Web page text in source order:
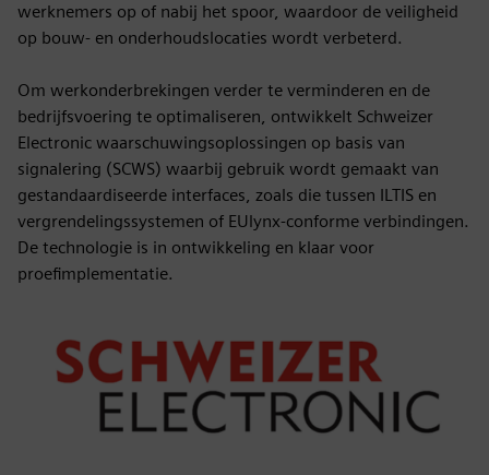
werknemers op of nabij het spoor, waardoor de veiligheid
op bouw- en onderhoudslocaties wordt verbeterd.
Om werkonderbrekingen verder te verminderen en de
bedrijfsvoering te optimaliseren, ontwikkelt Schweizer
Electronic waarschuwingsoplossingen op basis van
signalering (SCWS) waarbij gebruik wordt gemaakt van
gestandaardiseerde interfaces, zoals die tussen ILTIS en
vergrendelingssystemen of EUlynx-conforme verbindingen.
De technologie is in ontwikkeling en klaar voor
proefimplementatie.